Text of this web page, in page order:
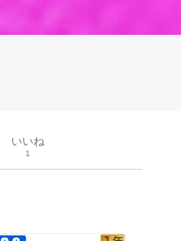
いいね
1